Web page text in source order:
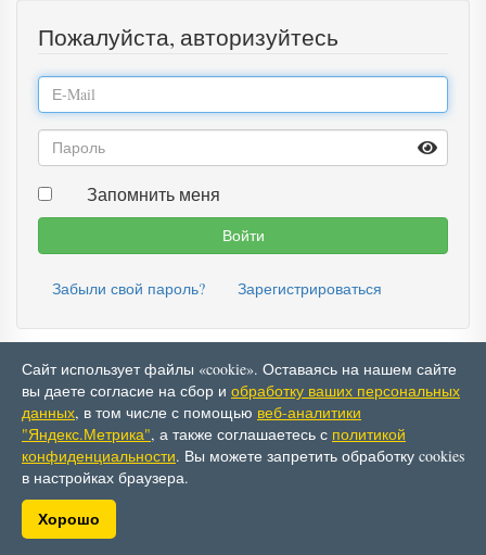
Пожалуйста, авторизуйтесь
Запомнить меня
Забыли свой пароль? Зарегистрироваться
© АО ТФ «Ватт»
Политика в отношении обработки персональных
данных
Сайт использует файлы «cookie». Оставаясь на нашем сайте
вы даете согласие на сбор и обработку ваших персональных
данных, в том числе с помощью веб-аналитики
"Яндекс.Метрика", а также соглашаетесь с политикой
конфиденциальности. Вы можете запретить обработку cookies
в настройках браузера.
Хорошо